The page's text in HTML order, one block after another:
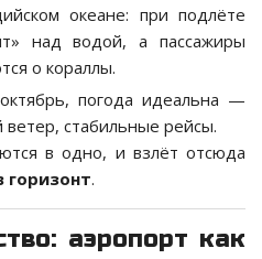
океане: при подлёте
над водой, а пассажиры
о кораллы.
погода идеальна —
стабильные рейсы.
в одно, и взлёт отсюда
горизонт.
аэропорт как